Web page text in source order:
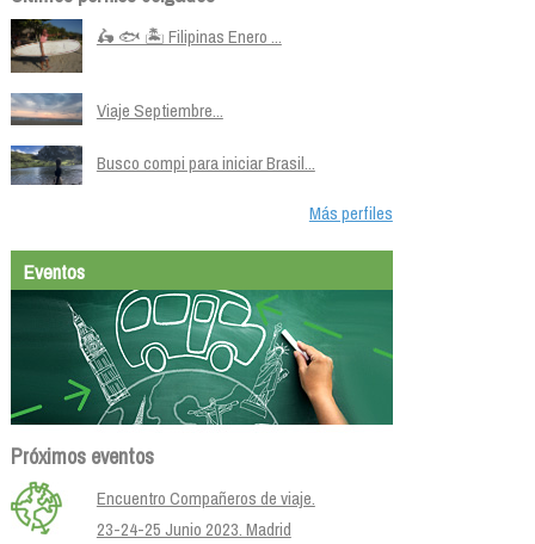
🛵 🐟 🏝️ Filipinas Enero ...
Viaje Septiembre...
Busco compi para iniciar Brasil...
Más perfiles
Eventos
Próximos eventos
Encuentro Compañeros de viaje.
23-24-25 Junio 2023. Madrid